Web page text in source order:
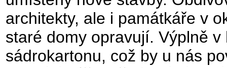
architekty, ale i památkáře v
staré domy opravují. Výplně
sádrokartonu, což by u nás